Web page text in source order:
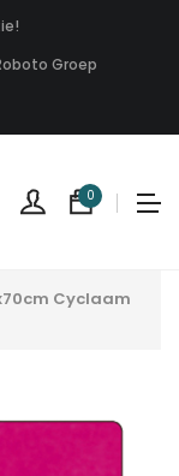
Groep
0
Cyclaam